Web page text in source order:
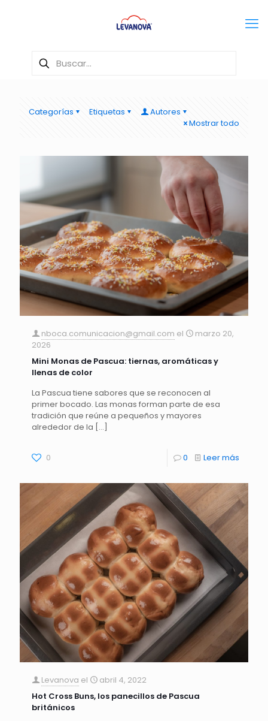
Categorías Etiquetas
Autores
Mostrar todo
nboca.comunicacion@gmail.com el
marzo 20,
2026
Mini Monas de Pascua: tiernas, aromáticas y
llenas de color
La Pascua tiene sabores que se reconocen al
primer bocado. Las monas forman parte de esa
tradición que reúne a pequeños y mayores
alrededor de la […]
0 0 Leer más
Levanova el
abril 4, 2022
Hot Cross Buns, los panecillos de Pascua
británicos